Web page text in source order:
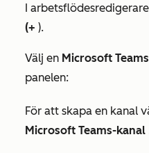
I
(+ ).
Välj en Microsoft
panelen:
För att skapa en kanal
Microsoft Teams-kanal